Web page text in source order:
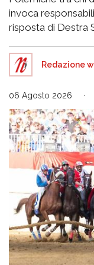
invoca
risposta di Destra
Redazione
06 Agosto 2026